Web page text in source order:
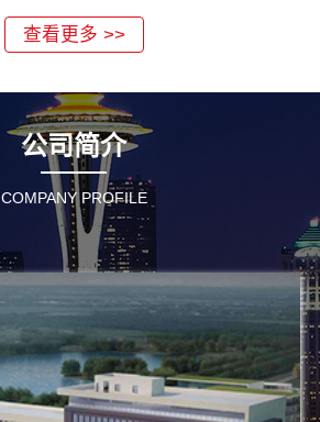
查看更多 >>
公司简介
COMPANY PROFILE